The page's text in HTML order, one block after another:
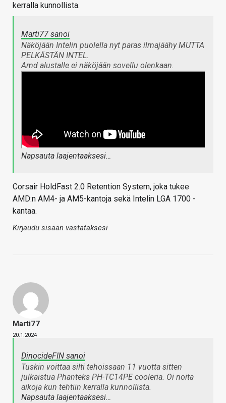
kerralla kunnollista.
Marti77 sanoi
Näköjään Intelin puolella nyt paras ilmajäähy MUTTA
PELKÄSTÄN INTEL.
Amd alustalle ei näköjään sovellu olenkaan.
Napsauta laajentaaksesi…
Corsair HoldFast 2.0 Retention System, joka tukee
AMD:n AM4- ja AM5-kantoja sekä Intelin LGA 1700 -
kantaa.
Kirjaudu sisään vastataksesi
Marti77
20.1.2024
DinocideFIN sanoi
Tuskin voittaa silti tehoissaan 11 vuotta sitten
julkaistua Phanteks PH-TC14PE cooleria. Oi noita
aikoja kun tehtiin kerralla kunnollista.
Napsauta laajentaaksesi…